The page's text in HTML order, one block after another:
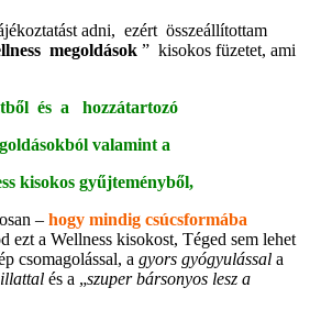
adni, ezért összeállítottam
megoldások ” kisokos füzetet, ami
és a hozzátartozó
valamint a
kisokos gyűjteményből,
– hogy mindig csúcsformába
ezt a Wellness kisokost, Téged sem lehet
csomagolással, a gyors gyógyulással a
és a „szuper bársonyos lesz a